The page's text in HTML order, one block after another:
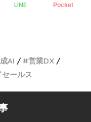
LINE Pocket
AI
営業DX
ールス